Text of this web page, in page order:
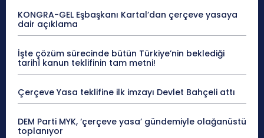
KONGRA-GEL Eşbaşkanı Kartal’dan çerçeve yasaya
dair açıklama
İşte çözüm sürecinde bütün Türkiye’nin beklediği
tarihî kanun teklifinin tam metni!
Çerçeve Yasa teklifine ilk imzayı Devlet Bahçeli attı
DEM Parti MYK, ‘çerçeve yasa’ gündemiyle olağanüstü
toplanıyor